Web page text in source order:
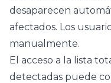
desaparecen
afectados. Los
manualmente.
El acceso a la lista
detectadas puede